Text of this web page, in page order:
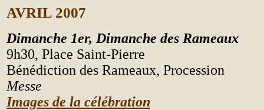
AVRIL 2007
Dimanche 1er, Dimanche des Rameaux
9h30, Place Saint-Pierre
Bénédiction des Rameaux, Procession
Messe
Images de la célébration